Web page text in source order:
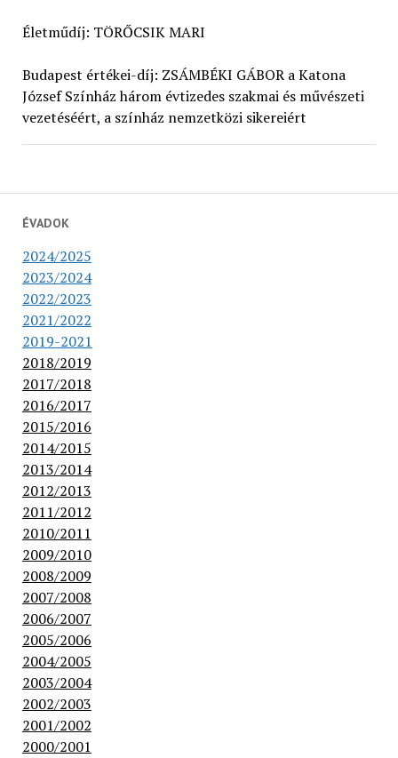
ÉVADOK
2024/2025
2023/2024
2022/2023
2021/2022
2019-2021
2018/2019
2017/2018
2016/2017
2015/2016
2014/2015
2013/2014
2012/2013
2011/2012
2010/2011
2009/2010
2008/2009
2007/2008
2006/2007
2005/2006
2004/2005
2003/2004
2002/2003
2001/2002
2000/2001
Életműdíj: TÖRŐCSIK MARI
Budapest értékei-díj: ZSÁMBÉKI GÁBOR a Katona
József Színház három évtizedes szakmai és művészeti
vezetéséért, a színház nemzetközi sikereiért